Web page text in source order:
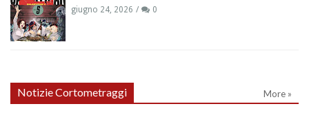
giugno 24, 2026 0
Notizie Cortometraggi More »